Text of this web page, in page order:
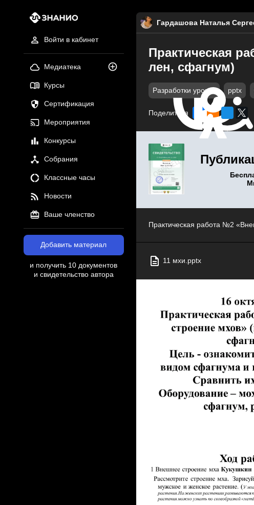
Войти в кабинет
Медиатека
Курсы
Сертификация
Мероприятия
Конкурсы
Собрания
Классные часы
Новости
Ваше членство
Добавить материал
и получить 10 документов
и свидетельство автора
Гардашова Наталья
Практическая
лен, сфагнум)
Разработки уроков pptx
Поделиться
Практическая работа №2
11 мхи.pptx